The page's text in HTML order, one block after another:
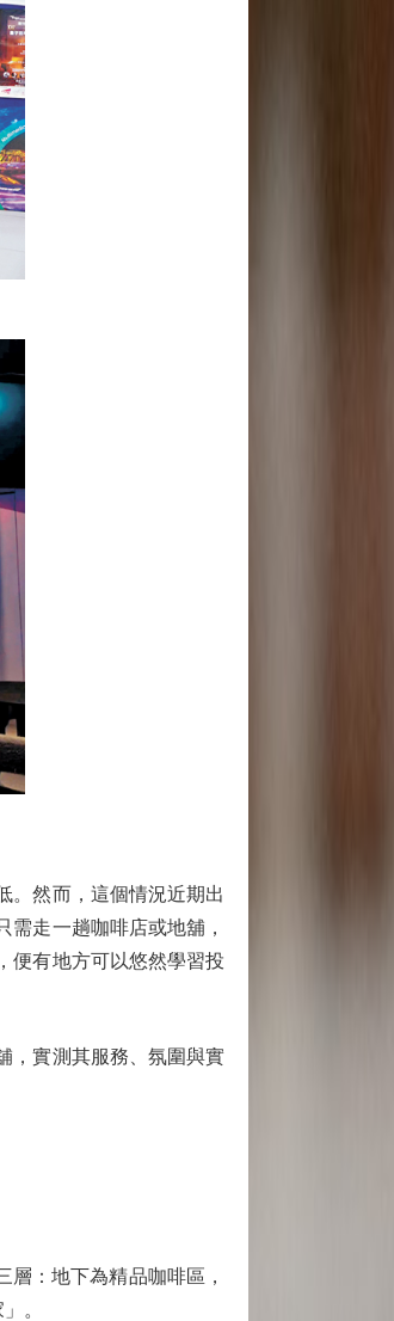
然而，這個情況近期出
走一趟咖啡店或地舖，
便有地方可以悠然學習投
，實測其服務、氛圍與實
：地下為精品咖啡區，
。